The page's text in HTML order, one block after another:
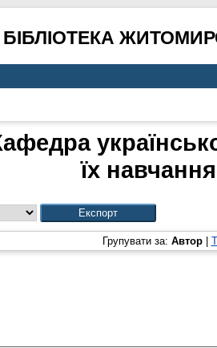
їх
Групувати за: Автор|